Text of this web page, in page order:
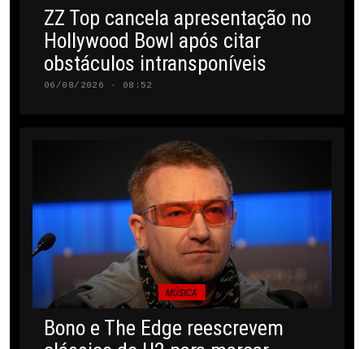
ZZ Top cancela apresentação no
Hollywood Bowl após citar
obstáculos intransponíveis
06/08/2026 · 08:52
MÚSICA
Bono e The Edge reescrevem